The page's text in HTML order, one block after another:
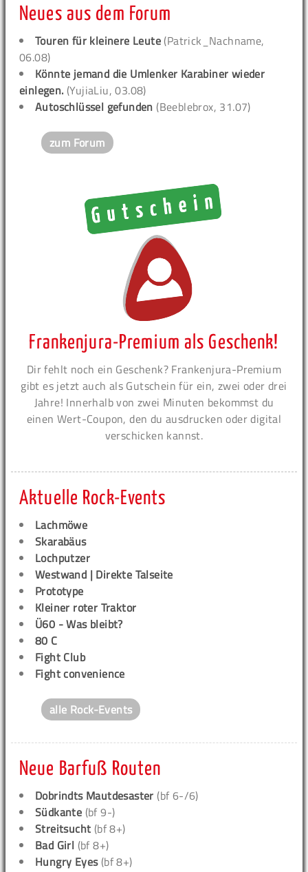
Neues aus dem Forum
Touren für kleinere Leute (Patrick_Nachname,
06.08)
Könnte jemand die Umlenker Karabiner wieder
einlegen. (YujiaLiu, 03.08)
Autoschlüssel gefunden (Beeblebrox, 31.07)
zum Forum
Frankenjura-Premium als Geschenk!
Dir fehlt noch ein Geschenk? Frankenjura-Premium
gibt es jetzt auch als Gutschein für ein, zwei oder drei
Jahre! Innerhalb von zwei Minuten bekommst du
einen Wert-Coupon, den du ausdrucken oder digital
verschicken kannst.
Aktuelle Rock-Events
Lachmöwe
Skarabäus
Lochputzer
Westwand | Direkte Talseite
Prototype
Kleiner roter Traktor
Ü60 - Was bleibt?
80 C
Fight Club
Fight convenience
alle Rock-Events
Neue Barfuß Routen
Dobrindts Mautdesaster (bf 6-/6)
Südkante (bf 9-)
Streitsucht (bf 8+)
Bad Girl (bf 8+)
Hungry Eyes(bf 8+)